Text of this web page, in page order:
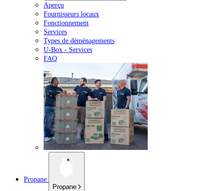
Aperçu
Fournisseurs locaux
Fonctionnement
Services
Types de déménagements
U-Box - Services
FAQ
Propane
Propane